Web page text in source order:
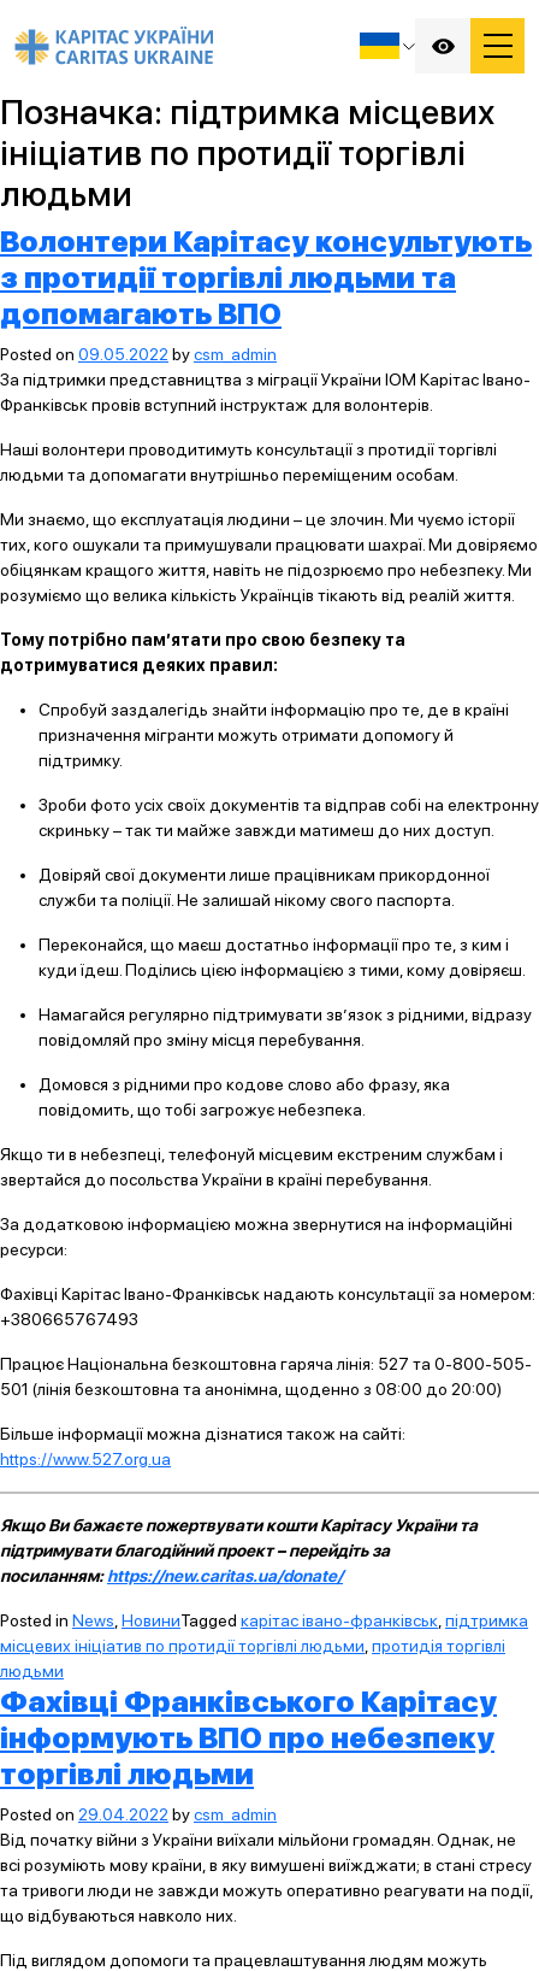
Позначка: підтримка місцевих
ініціатив по протидії торгівлі
людьми
Волонтери Карітасу консультують
з протидії торгівлі людьми та
допомагають ВПО
Posted on 09.05.2022 bycsm_admin
За підтримки представництва з міграції України ІОМ Карітас Івано-
Франківськ провів вступний інструктаж для волонтерів.
Наші волонтери проводитимуть консультації з протидії торгівлі
людьми та допомагати внутрішньо переміщеним особам.
Ми знаємо, що експлуатація людини – це злочин. Ми чуємо історії
тих, кого ошукали та примушували працювати шахраї. Ми довіряємо
обіцянкам кращого життя, навіть не підозрюємо про небезпеку. Ми
розуміємо що велика кількість Українців тікають від реалій життя.
Тому потрібно пам’ятати про свою безпеку та
дотримуватися деяких правил:
Спробуй заздалегідь знайти інформацію про те, де в країні
призначення мігранти можуть отримати допомогу й
підтримку.
Зроби фото усіх своїх документів та відправ собі на електронну
скриньку – так ти майже завжди матимеш до них доступ.
Довіряй свої документи лише працівникам прикордонної
служби та поліції. Не залишай нікому свого паспорта.
Переконайся, що маєш достатньо інформації про те, з ким і
куди їдеш. Поділись цією інформацією з тими, кому довіряєш.
Намагайся регулярно підтримувати зв’язок з рідними, відразу
повідомляй про зміну місця перебування.
Домовся з рідними про кодове слово або фразу, яка
повідомить, що тобі загрожує небезпека.
Якщо ти в небезпеці, телефонуй місцевим екстреним службам і
звертайся до посольства України в країні перебування.
За додатковою інформацією можна звернутися на інформаційні
ресурси:
Фахівці Карітас Івано-Франківськ надають консультації за номером:
+380665767493
Працює Національна безкоштовна гаряча лінія: 527 та 0-800-505-
501 (лінія безкоштовна та анонімна, щоденно з 08:00 до 20:00)
Більше інформації можна дізнатися також на сайті:
https://www.527.org.ua
Якщо Ви бажаєте пожертвувати кошти Карітасу України та
підтримувати благодійний проект – перейдіть за
посиланням:https://new.caritas.ua/donate/
Posted in News НовиниTagged карітас івано-франківськ підтримка
місцевих ініціатив по протидії торгівлі людьми протидія торгівлі
людьми
Фахівці Франківського Карітасу
інформують ВПО про небезпеку
торгівлі людьми
Posted on 29.04.2022 bycsm_admin
Від початку війни з України виїхали мільйони громадян. Однак, не
всі розуміють мову країни, в яку вимушені виїжджати; в стані стресу
та тривоги люди не завжди можуть оперативно реагувати на події,
що відбуваються навколо них.
Під виглядом допомоги та працевлаштування людям можуть